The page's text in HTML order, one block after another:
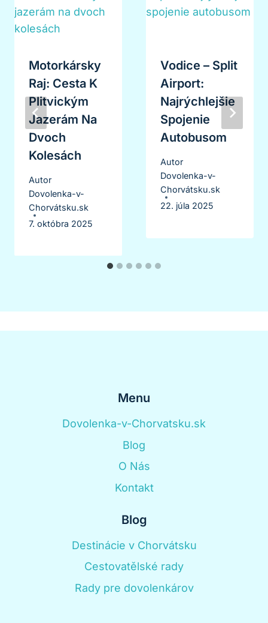
Motorkársky
Raj: Cesta K
Plitvickým
Jazerám Na
Dvoch
Kolesách
Autor
Dovolenka-v-
Chorvátsku.sk
7. októbra 2025
Vodice – Split
Airport:
Najrýchlejšie
Spojenie
Autobusom
Autor
Dovolenka-v-
Chorvátsku.sk
22. júla 2025
Menu
Dovolenka-v-Chorvatsku.sk
Blog
O Nás
Kontakt
Blog
Destinácie v Chorvátsku
Cestovatělské rady
Rady pre dovolenkárov